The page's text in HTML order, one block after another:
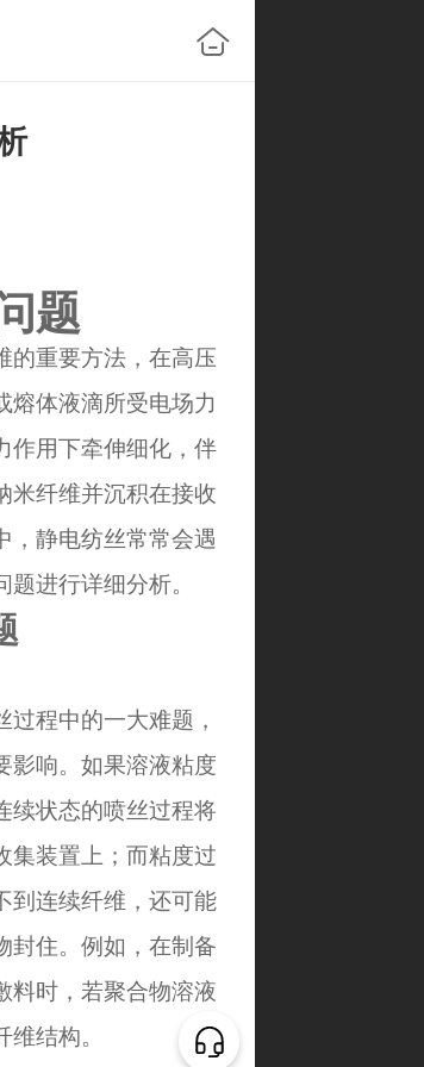
题
的重要方法，在高压
熔体液滴所受电场力
作用下牵伸细化，伴
米纤维并沉积在接收
，静电纺丝常常会遇
进行详细分析。
程中的一大难题，
影响。如果溶液粘度
续状态的喷丝过程将
集装置上；而粘度过
到连续纤维，还可能
封住。例如，在制备
料时，若聚合物溶液
结构。